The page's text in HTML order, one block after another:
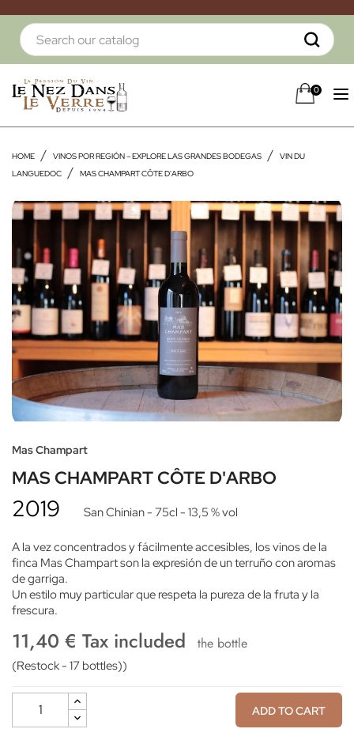
0
HOME VINOS POR REGIÓN – EXPLORE LAS GRANDES BODEGAS
VIN DU
LANGUEDOC
MAS CHAMPART CÔTE D'ARBO
Mas Champart
MAS CHAMPART CÔTE D'ARBO
2019 San Chinian- 75cl - 13,5 % vol
A la vez concentrados y fácilmente accesibles, los vinos de la
finca Mas Champart son la expresión de un terruño con aromas
de garriga.
Un estilo muy particular que respeta la pureza de la fruta y la
frescura.
11,40 € Tax included the bottle
(Restock - 17 bottles))
ADD TO CART